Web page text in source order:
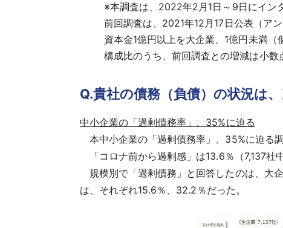
※本調査は、2022年2月1日～9日にイン
前回調査は、2021年12月17日公表（ア
資本金1億円以上を大企業、1億円未満（
構成比のうち、前回調査との増減は小数
Q.貴社の債務（負債）の状況は
中小企業の「過剰債務率」、35%に迫る
本中小企業の「過剰債務率」、35%に迫る
「コロナ前から過剰感」は13.6％（7,137社
規模別で「過剰債務」と回答したのは、大
は、それぞれ15.6％、32.2％だった。